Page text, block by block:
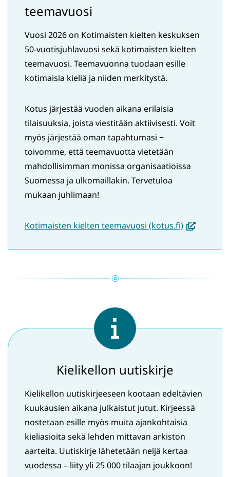
teemavuosi
Vuosi 2026 on Kotimaisten kielten keskuksen
50-vuotisjuhlavuosi sekä kotimaisten kielten
teemavuosi. Teemavuonna tuodaan esille
kotimaisia kieliä ja niiden merkitystä.
Kotus järjestää vuoden aikana erilaisia
tilaisuuksia, joista viestitään aktiivisesti. Voit
myös järjestää oman tapahtumasi −
toivomme, että teemavuotta vietetään
mahdollisimman monissa organisaatioissa
Suomessa ja ulkomaillakin. Tervetuloa
mukaan juhlimaan!
Kotimaisten kielten teemavuosi (kotus.fi)(avautuu
toiseen
Kielikellon uutiskirje
Kielikellon uutiskirjeeseen kootaan edeltävien
kuukausien aikana julkaistut jutut. Kirjeessä
nostetaan esille myös muita ajankohtaisia
kieliasioita sekä lehden mittavan arkiston
aarteita. Uutiskirje lähetetään neljä kertaa
vuodessa – liity yli 25 000 tilaajan joukkoon!